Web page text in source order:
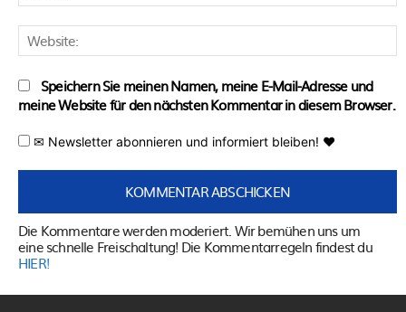
Speichern Sie meinen Namen, meine E-Mail-Adresse und
meine Website für den nächsten Kommentar in diesem Browser.
✉ Newsletter abonnieren und informiert bleiben! ♥
Die Kommentare werden moderiert. Wir bemühen uns um
eine schnelle Freischaltung! Die Kommentarregeln findest du
HIER!